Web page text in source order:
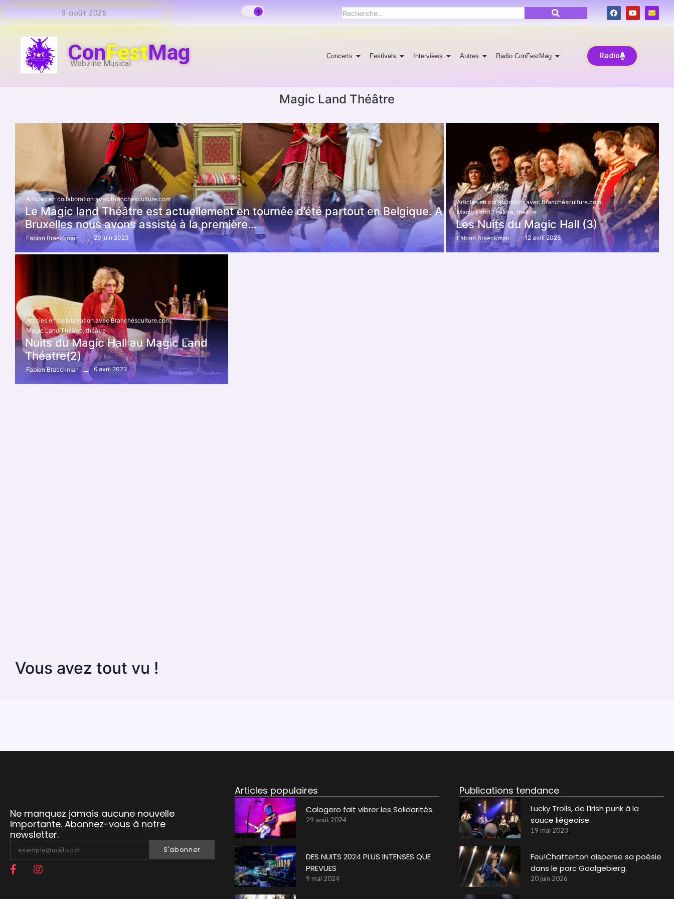
9 août 2026
ConFestMag
Webzine Musical
Concerts Festivals Interviews Autres Radio ConFestMag Radio
Magic Land Théâtre
Articles en collaboration avec Branchésculture.com
Le Magic land Théâtre est actuellement en tournée d’été partout en Belgique. A
Bruxelles nous avons assisté à la première…
Fabian Braeckman 29 juin 2023
Articles en collaboration avec Branchésculture.com,
Magic Land Théâtre, théâtre
Les Nuits du Magic Hall (3)
Fabian Braeckman 12 avril 2023
Articles en collaboration avec Branchésculture.com,
Magic Land Théâtre, théâtre
Nuits du Magic Hall au Magic Land
Théatre(2)
Fabian Braeckman 6 avril 2023
Vous avez tout vu !
Ne manquez jamais aucune nouvelle
importante. Abonnez-vous à notre
newsletter.
S'abonner
Articles populaires
Calogero fait vibrer les Solidarités.
29 août 2024
DES NUITS 2024 PLUS INTENSES QUE
PREVUES
9 mai 2024
Publications tendance
Lucky Trolls, de l’Irish punk à la
sauce liégeoise.
19 mai 2023
Feu!Chatterton disperse sa poésie
dans le parc Gaalgebierg.
20 juin 2026